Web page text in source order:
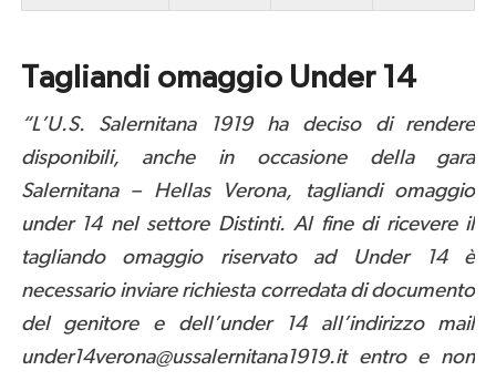
Tagliandi omaggio Under 14
“L’U.S. Salernitana 1919 ha deciso di rendere
disponibili, anche in occasione della gara
Salernitana – Hellas Verona, tagliandi omaggio
under 14 nel settore Distinti. Al fine di ricevere il
tagliando omaggio riservato ad Under 14 è
necessario inviare richiesta corredata di documento
del genitore e dell’under 14 all’indirizzo mail
under14verona@ussalernitana1919.it entro e non